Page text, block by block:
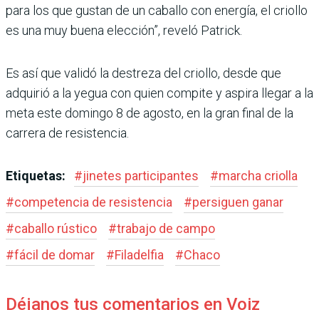
para los que gustan de un caballo con energía, el criollo
es una muy buena elección”, reveló Patrick.
Es así que validó la destreza del criollo, desde que
adquirió a la yegua con quien compite y aspira llegar a la
meta este domingo 8 de agosto, en la gran final de la
carrera de resistencia.
Etiquetas: #jinetes participantes #marcha criolla
#competencia de resistencia #persiguen ganar
#caballo rústico #trabajo de campo
#fácil de domar #Filadelfia #Chaco
Déjanos tus comentarios en Voiz